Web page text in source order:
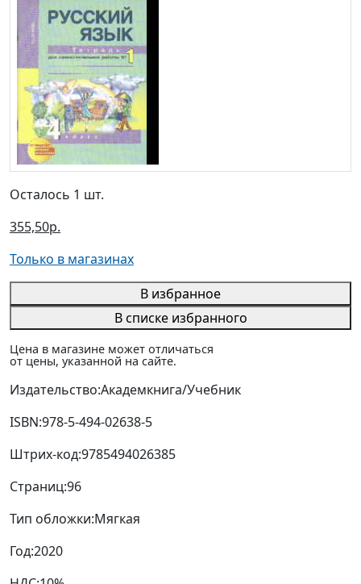
Осталось 1 шт.
355,50р.
Только в магазинах
В списке избранного
Цена в магазине может отличаться
от цены, указанной на сайте.
Издательство:Академкнига/Учебник
ISBN:978-5-494-02638-5
Штрих-код:9785494026385
Страниц:96
Тип обложки:
Год: 2020
НДС:10%